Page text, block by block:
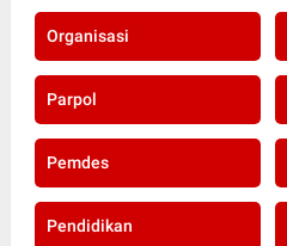
Organisasi
Parpol
Pemdes
Pendidikan